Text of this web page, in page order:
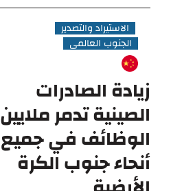
الاستيراد والتصدير
الجنوب العالمي
زيادة الصادرات
الصينية تدمر ملايين
الوظائف في جميع
أنحاء جنوب الكرة